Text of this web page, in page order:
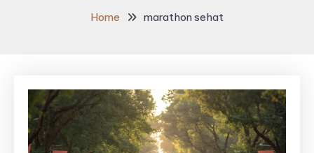
Home marathon sehat